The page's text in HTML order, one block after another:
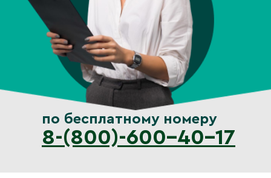
по бесплатному номеру
8-(800)-600-40-17